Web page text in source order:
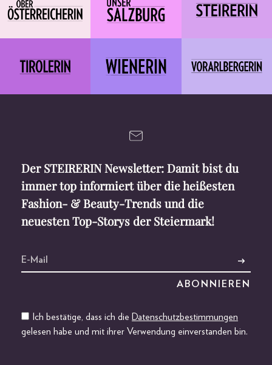
Der STEIRERIN Newsletter: Damit bist du
immer top informiert über die heißesten
Fashion- & Beauty-Trends und die
neuesten Top-Storys der Steiermark!
Ich bestätige, dass ich die Datenschutzbestimmungen
gelesen habe und mit ihrer Verwendung einverstanden bin.